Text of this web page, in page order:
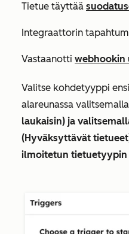
Tietue täyttää
Integraattorin
Vastaanotti webhookin
Valitse kohdetyyppi
alareunassa valitsemalla
laukaisin) ja
(Hyväksyttävät
ilmoitetun tietuetyypin